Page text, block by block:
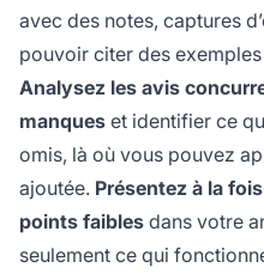
avec des notes, captures
pouvoir citer des
Analysez les avis
manques et identifier ce
omis, là où vous pouvez
ajoutée. Présentez à la
points faibles dans votre
seulement ce qui